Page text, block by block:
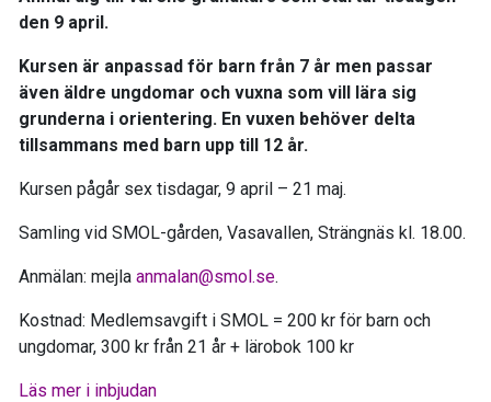
den 9 april.
Kursen är anpassad för barn från 7 år men passar
även äldre ungdomar och vuxna som vill lära sig
grunderna i orientering. En vuxen behöver delta
tillsammans med barn upp till 12 år.
Kursen pågår sex tisdagar, 9 april – 21 maj.
Samling vid SMOL-gården, Vasavallen, Strängnäs kl. 18.00.
Anmälan: mejla anmalan@smol.se.
Kostnad: Medlemsavgift i SMOL = 200 kr för barn och
ungdomar, 300 kr från 21 år + lärobok 100 kr
Läs mer i inbjudan